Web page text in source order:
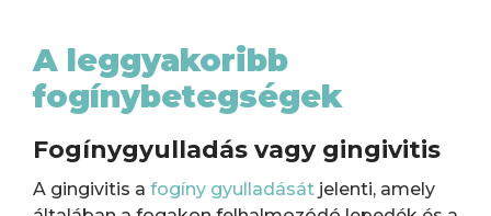
A leggyakoribb
fogínybetegségek
Fogínygyulladás vagy gingivitis
A gingivitis a fogíny gyulladását jelenti, amely